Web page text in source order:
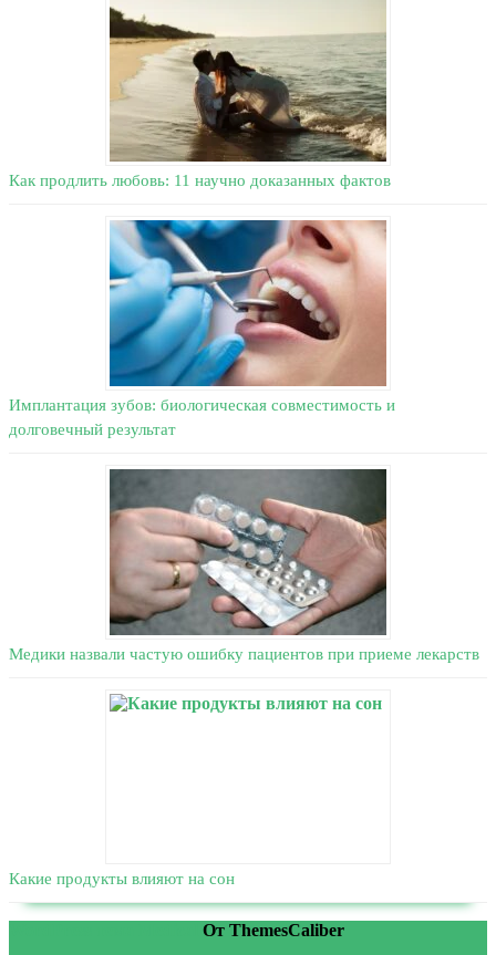
Как продлить любовь: 11 научно доказанных фактов
Имплантация зубов: биологическая совместимость и
долговечный результат
Медики назвали частую ошибку пациентов при приеме лекарств
Какие продукты влияют на сон
От ThemesCaliber